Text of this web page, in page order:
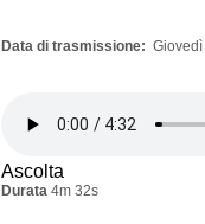
Data di trasmissione
Ascolta
Durata 4m 32s